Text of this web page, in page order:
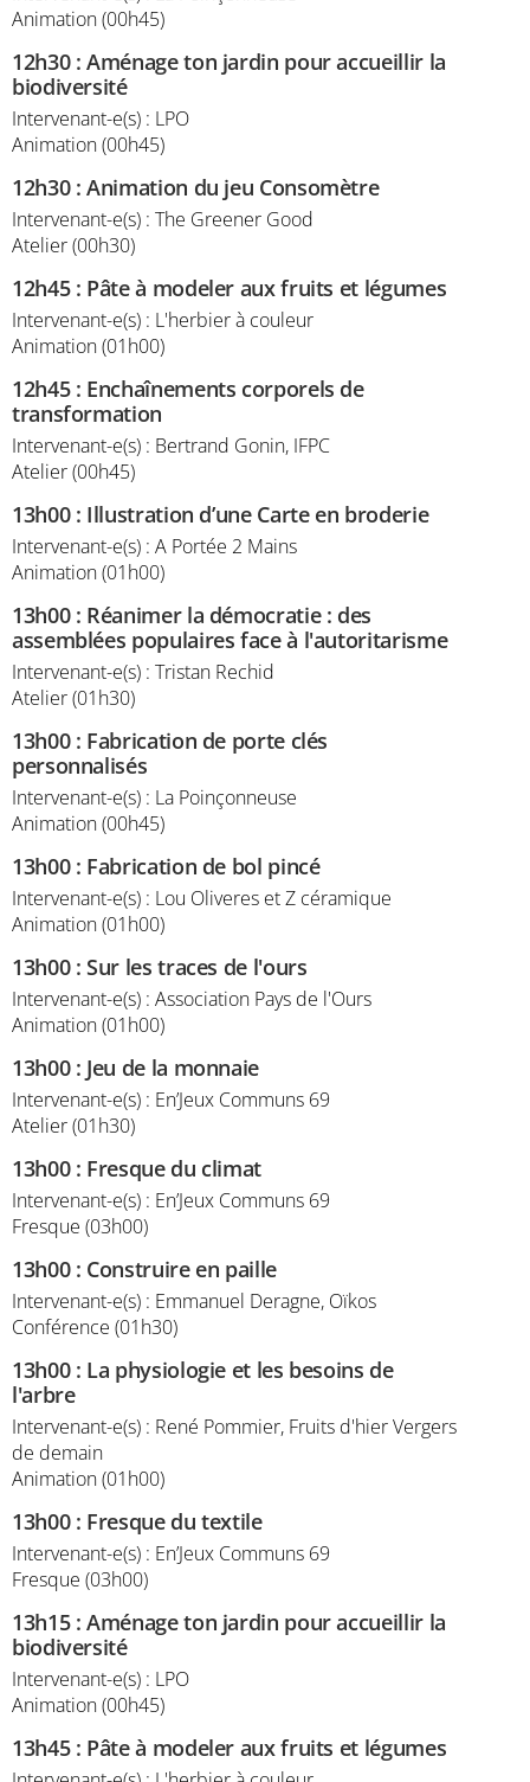
Animation (00h45)
12h30:Aménage ton jardin pour accueillir la
biodiversité
Intervenant-e(s) : LPO
Animation (00h45)
12h30:Animation du jeu Consomètre
Intervenant-e(s) : The Greener Good
Atelier (00h30)
12h45: Pâte à modeler aux fruits et légumes
Intervenant-e(s) : L'herbier à couleur
Animation (01h00)
12h45: Enchaînements corporels de
transformation
Intervenant-e(s) : Bertrand Gonin, IFPC
Atelier (00h45)
13h00: Illustration d’une Carte en broderie
Intervenant-e(s) : A Portée 2 Mains
Animation (01h00)
13h00: Réanimer la démocratie : des
assemblées populaires face à l'autoritarisme
Intervenant-e(s) : Tristan Rechid
Atelier (01h30)
13h00: Fabrication de porte clés
personnalisés
Intervenant-e(s) : La Poinçonneuse
Animation (00h45)
13h00: Fabrication de bol pincé
Intervenant-e(s) : Lou Oliveres et Z céramique
Animation (01h00)
13h00:Sur les traces de l'ours
Intervenant-e(s) : Association Pays de l'Ours
Animation (01h00)
13h00: Jeu de la monnaie
Intervenant-e(s) : En’Jeux Communs 69
Atelier (01h30)
13h00: Fresque du climat
Intervenant-e(s) : En’Jeux Communs 69
Fresque (03h00)
13h00: Construire en paille
Intervenant-e(s) : Emmanuel Deragne, Oïkos
Conférence (01h30)
13h00: La physiologie et les besoins de
l'arbre
Intervenant-e(s) : René Pommier, Fruits d'hier Vergers
de demain
Animation (01h00)
13h00: Fresque du textile
Intervenant-e(s) : En’Jeux Communs 69
Fresque (03h00)
13h15:Aménage ton jardin pour accueillir la
biodiversité
Intervenant-e(s) : LPO
Animation (00h45)
13h45: Pâte à modeler aux fruits et légumes